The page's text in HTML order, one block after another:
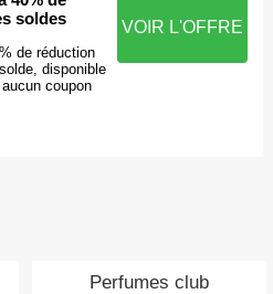
soldes
de réduction
disponible
coupon
VOIR L'OFFRE
Perfumes club